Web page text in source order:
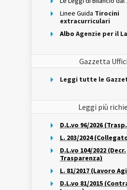
Linee Guida Tirocini
extracurriculari
Albo Agenzie per il
Gazzetta
Leggi tutte le
Leggi più
D.L.vo 96/2026
L. 203/2024
D.L.vo 104/2022 (Decr.
Trasparenza)
L. 81/2017 (Lavoro
D.L.vo 81/2015